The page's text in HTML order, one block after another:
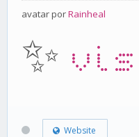
avatar porRainheal
✨
Website